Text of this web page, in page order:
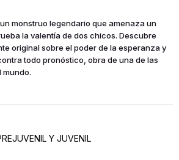
monstruo legendario que amenaza un
la valentía de dos chicos. Descubre
original sobre el poder de la esperanza y
todo pronóstico, obra de una de las
mundo.
Y JUVENIL